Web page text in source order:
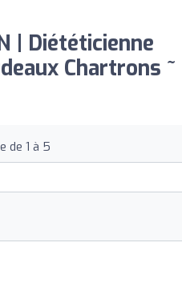
| Diététicienne
Chartrons ~
de 1 à 5